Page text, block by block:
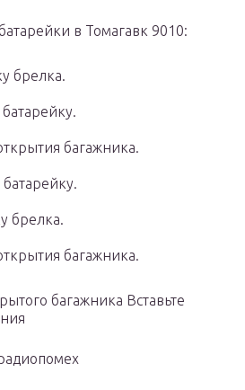
в Томагавк 9010:
брелка.
багажника.
брелка.
багажника.
багажника Вставьте